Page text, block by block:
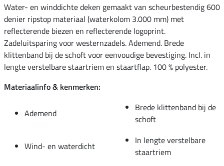
Water- en winddichte deken gemaakt van scheurbestendig 600
denier ripstop materiaal (waterkolom 3.000 mm) met
reflecterende biezen en reflecterende logoprint.
Zadeluitsparing voor westernzadels. Ademend. Brede
klittenband bij de schoft voor eenvoudige bevestiging. Incl. in
lengte verstelbare staartriem en staartflap. 100 % polyester.
Materiaalinfo & kenmerken:
Ademend
Brede klittenband bij de
schoft
Wind- en waterdicht
In lengte verstelbare
staartriem